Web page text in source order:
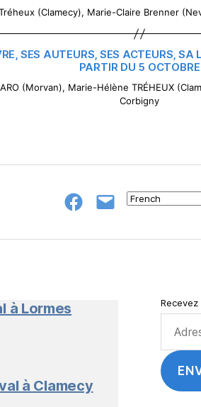
(Clamecy), Marie-Claire Brenner
SES AUTEURS, SES ACTEURS,
PARTIR DU 5 OCTOBRE
(Morvan), Marie-Hélène TRÉHEUX
Corbigny
GroupeE-
à Lormes
à Clamecy